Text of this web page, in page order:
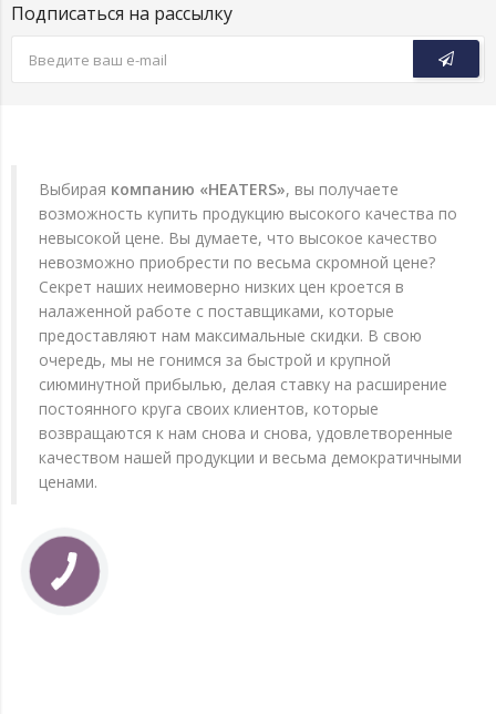
Подписаться на рассылку
Выбирая компанию «HEATERS», вы получаете
возможность купить продукцию высокого качества по
невысокой цене. Вы думаете, что высокое качество
невозможно приобрести по весьма скромной цене?
Секрет наших неимоверно низких цен кроется в
налаженной работе с поставщиками, которые
предоставляют нам максимальные скидки. В свою
очередь, мы не гонимся за быстрой и крупной
сиюминутной прибылью, делая ставку на расширение
постоянного круга своих клиентов, которые
возвращаются к нам снова и снова, удовлетворенные
качеством нашей продукции и весьма демократичными
ценами.